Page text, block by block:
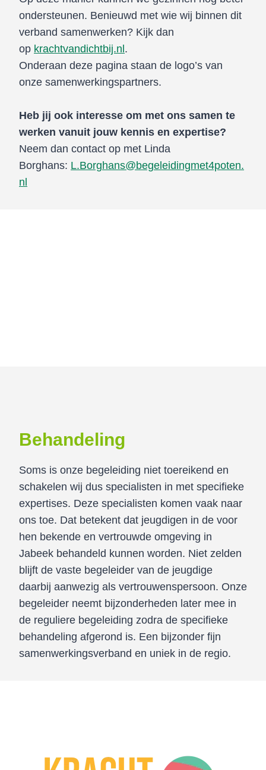
ondersteunen. Benieuwd met wie wij binnen dit
verband samenwerken? Kijk dan
op krachtvandichtbij.nl .
Onderaan deze pagina staan de logo’s van
onze samenwerkingspartners.
Heb jij ook interesse om met ons samen te
werken vanuit jouw kennis en expertise?
Neem dan contact op met Linda
Borghans: L.Borghans@begeleidingmet4poten.
nl
Behandeling
Soms is onze begeleiding niet toereikend en
schakelen wij dus specialisten in met specifieke
expertises. Deze specialisten komen vaak naar
ons toe. Dat betekent dat jeugdigen in de voor
hen bekende en vertrouwde omgeving in
Jabeek behandeld kunnen worden. Niet zelden
blijft de vaste begeleider van de jeugdige
daarbij aanwezig als vertrouwenspersoon. Onze
begeleider neemt bijzonderheden later mee in
de reguliere begeleiding zodra de specifieke
behandeling afgerond is. Een bijzonder fijn
samenwerkingsverband en uniek in de regio.